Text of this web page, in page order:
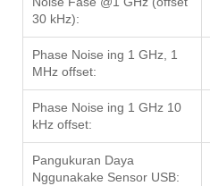
30 kHz):
Phase Noise ing 1 GHz, 1
MHz offset:
Phase Noise ing 1 GHz 10
kHz offset:
Pangukuran Daya
Nggunakake Sensor USB: